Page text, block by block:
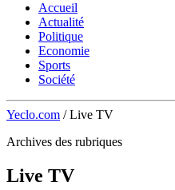
Accueil
Actualité
Politique
Economie
Sports
Société
Yeclo.com / Live TV
Archives des rubriques
Live TV